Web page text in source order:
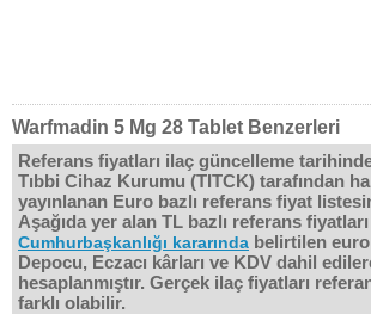
Warfmadin 5 Mg 28 Tablet Benzerleri
Referans fiyatları ilaç güncelleme
Tıbbi Cihaz Kurumu (TITCK) tarafından
yayınlanan Euro bazlı referans fiyat
Aşağıda yer alan TL bazlı referans
Cumhurbaşkanlığı kararında belirtilen
Depocu, Eczacı kârları ve KDV dahil
hesaplanmıştır. Gerçek ilaç fiyatları
farklı olabilir.